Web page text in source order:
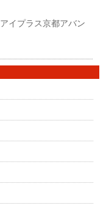
イプラス京都アバン